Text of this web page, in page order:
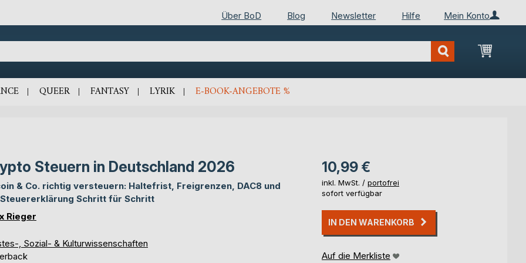
Mein Konto
Über BoD Blog Newsletter Hilfe
Mein
QUEER FANTASY LYRIK E-BOOK-ANGEBOTE %
Steuern in Deutschland 2026
& Co. richtig versteuern: Haltefrist, Freigrenzen, DAC8 und
Schritt für Schritt
Rieger
, Sozial- & Kulturwissenschaften
10,99 €
inkl. MwSt. / portofrei
sofort verfügbar
IN DEN WARENKORB
Auf die Merkliste